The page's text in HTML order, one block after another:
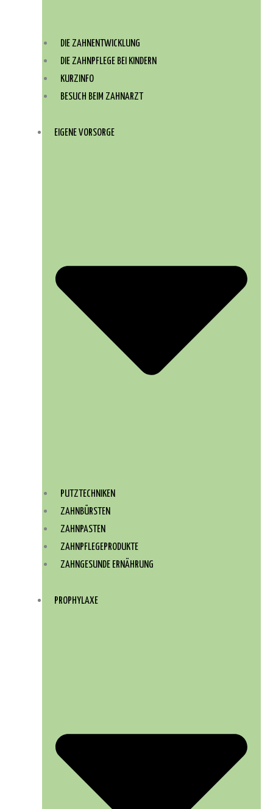
DIE ZAHNENTWICKLUNG
DIE ZAHNPFLEGE BEI KINDERN
KURZINFO
BESUCH BEIM ZAHNARZT
EIGENE VORSORGE
PUTZTECHNIKEN
ZAHNBÜRSTEN
ZAHNPASTEN
ZAHNPFLEGEPRODUKTE
ZAHNGESUNDE ERNÄHRUNG
PROPHYLAXE